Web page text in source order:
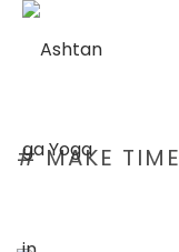
# MAKE TIME